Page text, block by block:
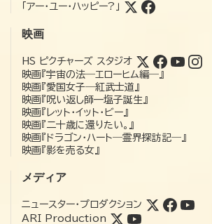
「アー・ユー・ハッピー?」
映画
HS ピクチャーズ スタジオ
映画『宇宙の法―エローヒム編―』
映画『愛国女子―紅武士道』
映画『呪い返し師—塩子誕生』
映画『レット・イット・ビー』
映画『二十歳に還りたい。』
映画『ドラゴン・ハート―霊界探訪記―』
映画『影を売る女』
メディア
ニュースター・プロダクション
ARI Production